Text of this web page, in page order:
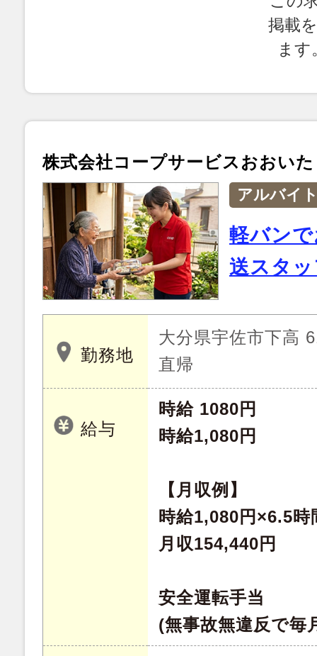
掲載
ま
株式会社コープサービスおおい
アルバイ
軽バン
送スタ
勤務地
大分県宇佐市下高
直帰
給与
時給 1080円
時給1,080円
【月収例】
時給1,080円×6.5時
月収154,440円
安全運転手当
(無事故無違反で毎